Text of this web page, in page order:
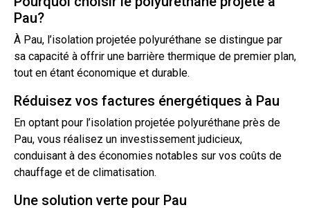
Pau?
À Pau, l’isolation projetée polyuréthane se distingue par
sa capacité à offrir une barrière thermique de premier plan,
tout en étant économique et durable.
Réduisez vos factures énergétiques à Pau
En optant pour l’isolation projetée polyuréthane près de
Pau, vous réalisez un investissement judicieux,
conduisant à des économies notables sur vos coûts de
chauffage et de climatisation.
Une solution verte pour Pau